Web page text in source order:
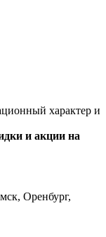
характер и
и акции на
Оренбург,